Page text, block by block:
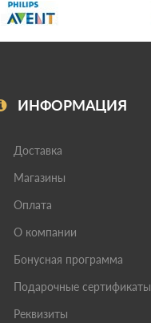
ИНФОРМАЦИЯ
Доставка
Магазины
Оплата
О компании
Бонусная программа
Подарочные сертификаты
Реквизиты